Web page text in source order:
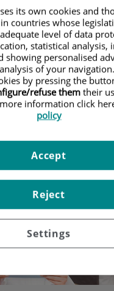
y visitantes
its own cookies and
countries whose
level of data
statistical analysis,
showing personalised
of your
by pressing the
refuse themtheir
information click
policy
Settings
Reject
Accept